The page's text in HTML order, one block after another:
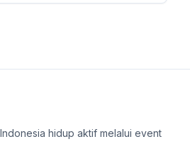
hidup aktif melalui event